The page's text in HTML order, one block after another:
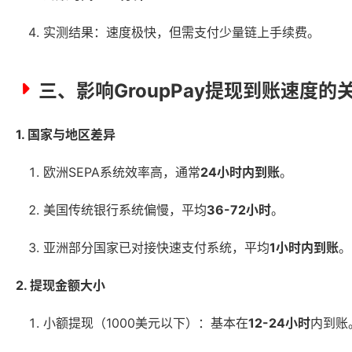
实测结果：速度极快，但需支付少量链上手续费。
三、影响GroupPay提现到账速度的
1. 国家与地区差异
欧洲SEPA系统效率高，通常24小时内到账。
美国传统银行系统偏慢，平均36-72小时。
亚洲部分国家已对接快速支付系统，平均1小时内到账。
2. 提现金额大小
小额提现（1000美元以下）：基本在12-24小时内到账。